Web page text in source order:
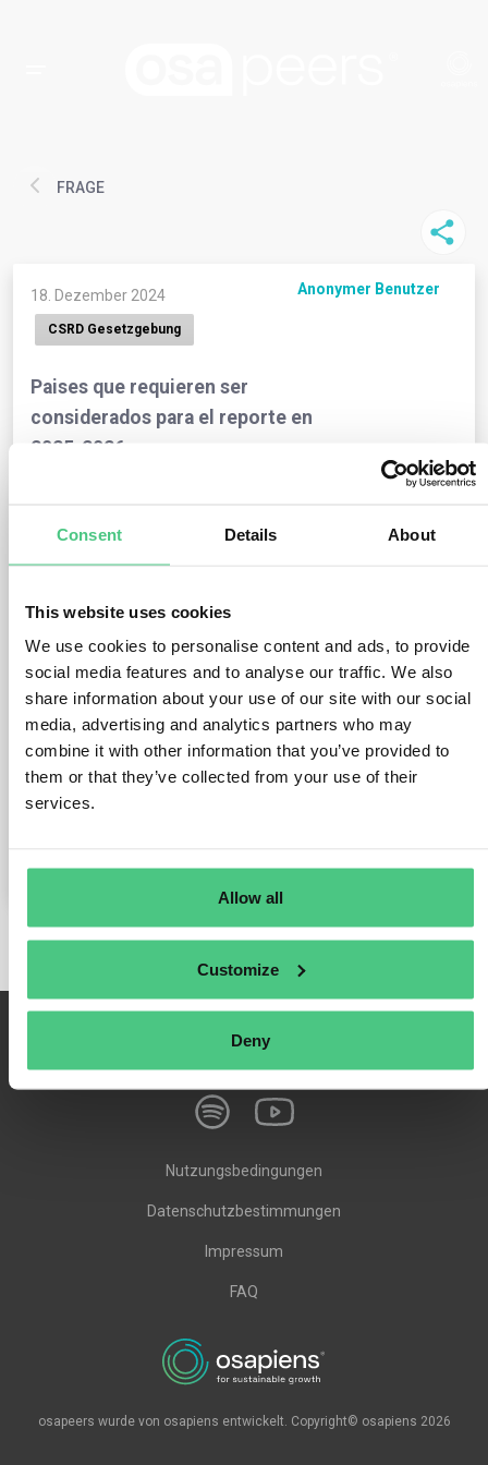
Consent Details About
This website uses cookies
We use cookies to personalise content and ads, to provide
social media features and to analyse our traffic. We also
share information about your use of our site with our social
media, advertising and analytics partners who may
combine it with other information that you’ve provided to
them or that they’ve collected from your use of their
services.
Allow all
Customize
Deny
FRAGE
18. Dezember 2024 Anonymer Benutzer
CSRD Gesetzgebung
Paises que requieren ser
considerados para el reporte en
2025-2026
Hola, si una empresa tiene subsidiarias, filiales o
¿debe de reportar su informacion y formar parte
de el reporte de CSRD del grupo?
en Marruecos. En el reporte del próximo año,
¿debe incluir a la empresa en ese país?
Muchas gracias.
Die Frage ist in CSRD archiviert Übersetzen
0
Nutzungsbedingungen
Datenschutzbestimmungen
Impressum
FAQ
osapeers wurde von osapiens entwickelt. Copyright© osapiens 2026